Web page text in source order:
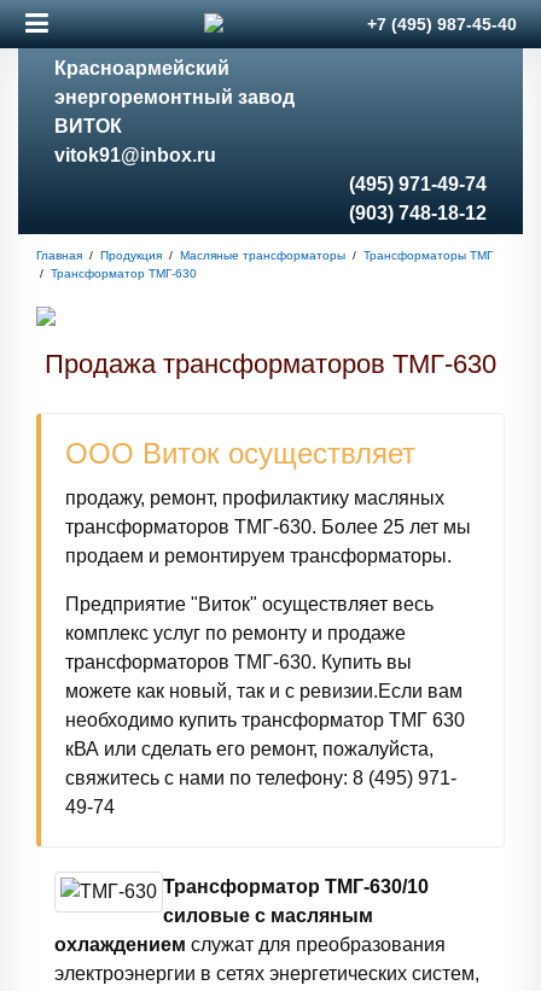
+7 (495) 987-45-40
Красноармейский
энергоремонтный завод
ВИТОК
vitok91@inbox.ru
(495) 971-49-74
(903) 748-18-12
Главная / Продукция / Масляные трансформаторы / Трансформаторы ТМГ
/ Трансформатор ТМГ-630
Продажа трансформаторов ТМГ-630
ООО Виток осуществляет
продажу, ремонт, профилактику масляных
трансформаторов ТМГ-630. Более 25 лет мы
продаем и ремонтируем трансформаторы.
Предприятие "Виток" осуществляет весь
комплекс услуг по ремонту и продаже
трансформаторов ТМГ-630. Купить вы
можете как новый, так и с ревизии.Если вам
необходимо купить трансформатор ТМГ 630
кВА или сделать его ремонт, пожалуйста,
свяжитесь с нами по телефону: 8 (495) 971-
49-74
Трансформатор ТМГ-630/10
силовые с масляным
охлаждением служат для преобразования
электроэнергии в сетях энергетических систем,